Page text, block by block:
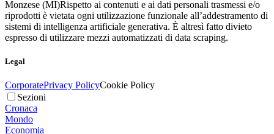
Monzese (MI)Rispetto ai contenuti e ai dati personali trasmessi e/o
riprodotti è vietata ogni utilizzazione funzionale all’addestramento di
sistemi di intelligenza artificiale generativa. È altresì fatto divieto
espresso di utilizzare mezzi automatizzati di data scraping.
Legal
CorporatePrivacy PolicyCookie Policy
Sezioni
Cronaca
Mondo
Economia